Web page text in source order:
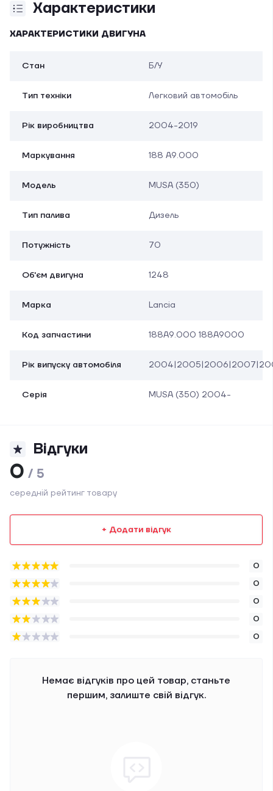
Характеристики
ХАРАКТЕРИСТИКИ ДВИГУНА
Стан Б/У
Тип техніки Легковий автомобіль
Рік виробництва 2004-2019
Маркування 188 A9.000
Модель MUSA (350)
Тип палива Дизель
Потужність 70
Об'єм двигуна 1248
Марка Lancia
Код запчастини 188A9.000 188A9000
Рік випуску автомобіля
Серія MUSA (350) 2004-
Відгуки
0 / 5
середній рейтинг товару
+ Додати відгук
0
0
0
0
0
Немає відгуків про цей товар, станьте
першим, залиште свій відгук.